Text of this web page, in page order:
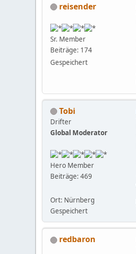
reisender
Sr. Member
Beiträge: 174
Gespeichert
Tobi
Drifter
Global Moderator
Hero Member
Beiträge: 469
Ort: Nürnberg
Gespeichert
redbaron